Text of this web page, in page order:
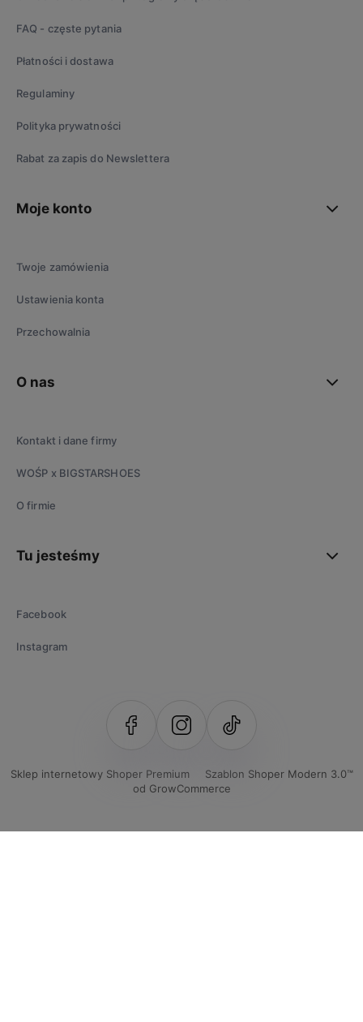
FAQ - częste pytania
Płatności i dostawa
Regulaminy
Polityka prywatności
Rabat za zapis do Newslettera
Moje konto
Twoje zamówienia
Ustawienia konta
Przechowalnia
O nas
Kontakt i dane firmy
WOŚP x BIGSTARSHOES
O firmie
Tu jesteśmy
Facebook
Instagram
Sklep internetowy Shoper Premium
Szablon Shoper Modern 3.0™
od GrowCommerce